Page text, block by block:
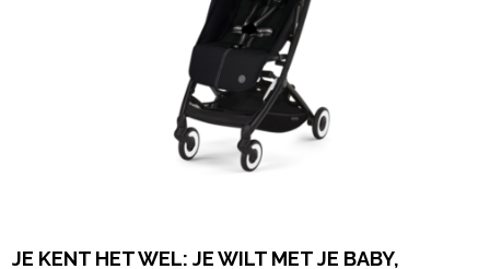
JE KENT HET WEL: JE WILT MET JE BABY,